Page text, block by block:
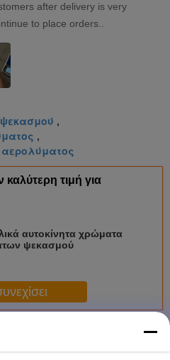
after delivery is very
to place orders..
,
,
τιμή για
αυτοκίνητα χρώματα
ψεκασμού